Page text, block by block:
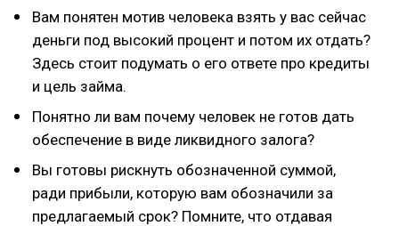
Вам понятен мотив человека взять у вас сейчас
деньги под высокий процент и потом их отдать?
Здесь стоит подумать о его ответе про кредиты
и цель займа.
Понятно ли вам почему человек не готов дать
обеспечение в виде ликвидного залога?
Вы готовы рискнуть обозначенной суммой,
ради прибыли, которую вам обозначили за
предлагаемый срок? Помните, что отдавая